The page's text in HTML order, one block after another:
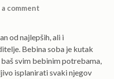
a comment
od najlepših, ali i
Bebina soba je kutak
svim bebinim potrebama,
isplanirati svaki njegov